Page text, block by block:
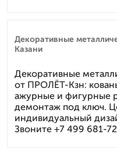
Декоративные
Казани
Декоративные
от ПРОЛЁТ-Кзн:
ажурные и фигурные
демонтаж под ключ.
индивидуальный
Звоните +7 499 681-